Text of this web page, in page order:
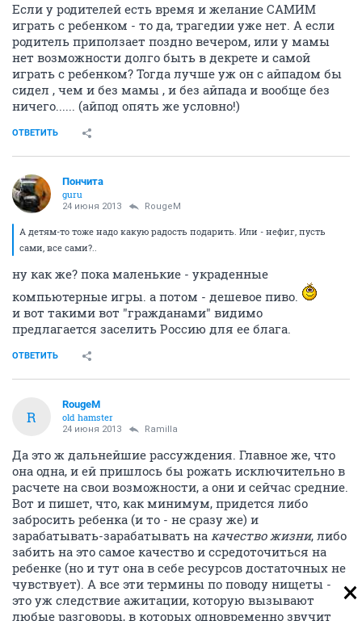
Если у родителей есть время и желание САМИМ
играть с ребенком - то да, трагедии уже нет. А если
родитель приползает поздно вечером, или у мамы
нет возможности долго быть в декрете и самой
играть с ребенком? Тогда лучше уж он с айпадом бы
сидел , чем и без мамы , и без айпада и вообще без
ничего...... (айпод опять же условно!)
ОТВЕТИТЬ
Пончита
guru
24 июня 2013 RougeM
А детям-то тоже надо какую радость подарить. Или - нефиг, пусть
сами, все сами?..
ну как же? пока маленькие - украденные
компьютерные игры. а потом - дешевое пиво.
и вот такими вот "гражданами" видимо
предлагается заселить Россию для ее блага.
ОТВЕТИТЬ
R
RougeM
old hamster
24 июня 2013 Ramilla
Да это ж дальнейшие рассуждения. Главное же, что
она одна, и ей пришлось бы рожать исключительно в
расчете на свои возможности, а они и сейчас средние.
Вот и пишет, что, как минимум, придется либо
забросить ребенка (и то - не сразу же) и
зарабатывать-зарабатывать на качество жизни, либо
забить на это самое качество и ссредоточиться на
ребенке (но и тут она в себе ресурсов достаточных не
чувствует). А все эти термины по поводу нищеты -
это уж следствие ажитации, которую вызывают
любые разговоры, в которых одновременно звучит